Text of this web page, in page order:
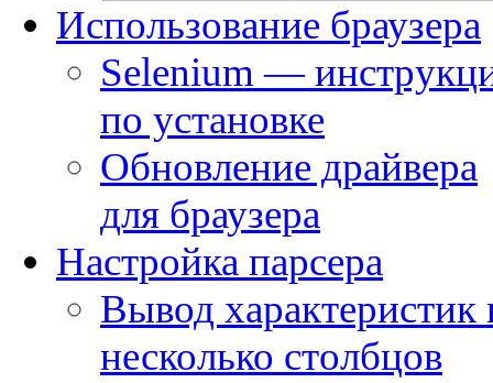
Использование браузера
Selenium —
по установке
Обновление драйвера
для браузера
Настройка парсера
Вывод характеристик
несколько столбцов